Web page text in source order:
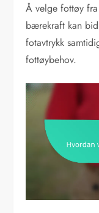
Å velge fottøy
bærekraft kan
fotavtrykk
fottøybehov.